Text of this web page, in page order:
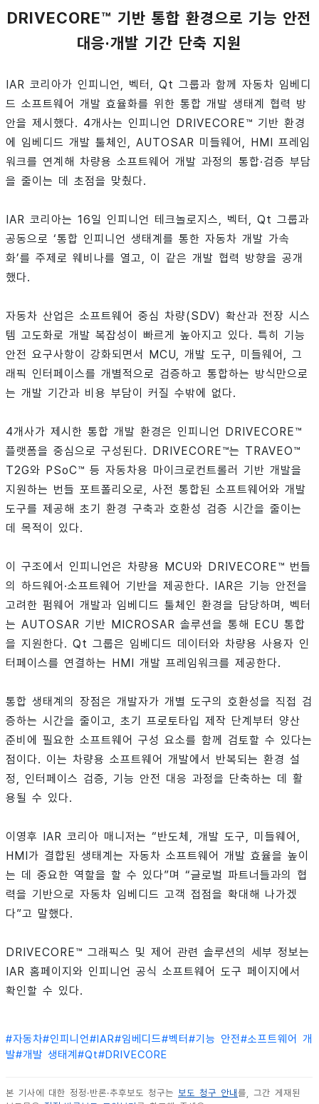
DRIVECORE™ 기반 통합 환경으로 기능 안전
대응·개발 기간 단축 지원
IAR 코리아가 인피니언, 벡터, Qt 그룹과 함께 자동차 임베디
드 소프트웨어 개발 효율화를 위한 통합 개발 생태계 협력 방
안을 제시했다. 4개사는 인피니언 DRIVECORE™ 기반 환경
에 임베디드 개발 툴체인, AUTOSAR 미들웨어, HMI 프레임
워크를 연계해 차량용 소프트웨어 개발 과정의 통합·검증 부담
을 줄이는 데 초점을 맞췄다.
IAR 코리아는 16일 인피니언 테크놀로지스, 벡터, Qt 그룹과
공동으로 ‘통합 인피니언 생태계를 통한 자동차 개발 가속
화’를 주제로 웨비나를 열고, 이 같은 개발 협력 방향을 공개
했다.
자동차 산업은 소프트웨어 중심 차량(SDV) 확산과 전장 시스
템 고도화로 개발 복잡성이 빠르게 높아지고 있다. 특히 기능
안전 요구사항이 강화되면서 MCU, 개발 도구, 미들웨어, 그
래픽 인터페이스를 개별적으로 검증하고 통합하는 방식만으로
는 개발 기간과 비용 부담이 커질 수밖에 없다.
4개사가 제시한 통합 개발 환경은 인피니언 DRIVECORE™
플랫폼을 중심으로 구성된다. DRIVECORE™는 TRAVEO™
T2G와 PSoC™ 등 자동차용 마이크로컨트롤러 기반 개발을
지원하는 번들 포트폴리오로, 사전 통합된 소프트웨어와 개발
도구를 제공해 초기 환경 구축과 호환성 검증 시간을 줄이는
데 목적이 있다.
이 구조에서 인피니언은 차량용 MCU와 DRIVECORE™ 번들
의 하드웨어·소프트웨어 기반을 제공한다. IAR은 기능 안전을
고려한 펌웨어 개발과 임베디드 툴체인 환경을 담당하며, 벡터
는 AUTOSAR 기반 MICROSAR 솔루션을 통해 ECU 통합
을 지원한다. Qt 그룹은 임베디드 데이터와 차량용 사용자 인
터페이스를 연결하는 HMI 개발 프레임워크를 제공한다.
통합 생태계의 장점은 개발자가 개별 도구의 호환성을 직접 검
증하는 시간을 줄이고, 초기 프로토타입 제작 단계부터 양산
준비에 필요한 소프트웨어 구성 요소를 함께 검토할 수 있다는
점이다. 이는 차량용 소프트웨어 개발에서 반복되는 환경 설
정, 인터페이스 검증, 기능 안전 대응 과정을 단축하는 데 활
용될 수 있다.
이영후 IAR 코리아 매니저는 “반도체, 개발 도구, 미들웨어,
HMI가 결합된 생태계는 자동차 소프트웨어 개발 효율을 높이
는 데 중요한 역할을 할 수 있다”며 “글로벌 파트너들과의 협
력을 기반으로 자동차 임베디드 고객 접점을 확대해 나가겠
다”고 말했다.
DRIVECORE™ 그래픽스 및 제어 관련 솔루션의 세부 정보는
IAR 홈페이지와 인피니언 공식 소프트웨어 도구 페이지에서
확인할 수 있다.
#자동차#인피니언#IAR#임베디드#벡터 #기능 안전#소프트웨어 개
발#개발 생태계 #Qt#DRIVECORE
본 기사에 대한 정정·반론·추후보도 청구는 보도 청구 안내를, 그간 게재된